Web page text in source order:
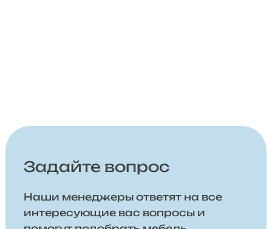
Задайте вопрос
Наши менеджеры ответят на все
интересующие вас вопросы и